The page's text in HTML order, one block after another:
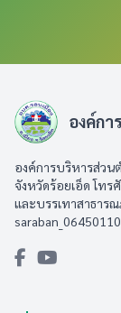
องค์กา
องค์การบริหารส่วน
จังหวัดร้อยเอ็ด โท
และบรรเทาสาธาร